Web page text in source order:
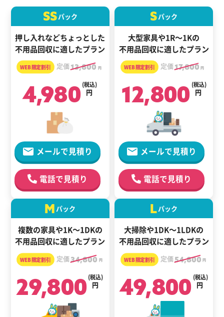
SSパック
押し入れなどちょっとした
不用品回収に適したプラン
定価13,800 円
4,980 円
(税込)
メールで見積り
電話で見積り
Sパック
大型家具や1R～1Kの
不用品回収に適したプラン
定価17,800 円
12,800 円
(税込)
メールで見積り
電話で見積り
M パック
複数の家具や1K～1DKの
不用品回収に適したプラン
定価34,800 円
29,800 円
(税込)
Lパック
大掃除や1DK～1LDKの
不用品回収に適したプラン
定価54,800 円
49,800 円
(税込)